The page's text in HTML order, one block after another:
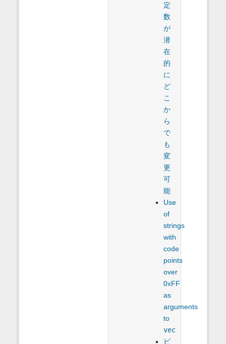
定
数
が
潜
在
的
に
ど
こ
か
ら
で
も
変
更
可
能
Use
of
strings
with
code
points
over
0xFF
as
arguments
to
vec
ビ